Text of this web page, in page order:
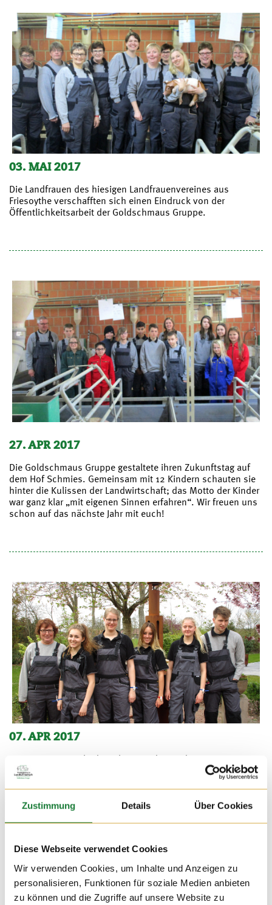
Zustimmung Details Über Cookies
Diese Webseite verwendet Cookies
Wir verwenden Cookies, um Inhalte und Anzeigen zu
personalisieren, Funktionen für soziale Medien anbieten
zu können und die Zugriffe auf unsere Website zu
03. MAI 2017
Die Landfrauen des hiesigen Landfrauenvereines aus
Friesoythe verschafften sich einen Eindruck von der
Öffentlichkeitsarbeit der Goldschmaus Gruppe.
27. APR 2017
Die Goldschmaus Gruppe gestaltete ihren Zukunftstag auf
dem Hof Schmies. Gemeinsam mit 12 Kindern schauten sie
hinter die Kulissen der Landwirtschaft; das Motto der Kinder
war ganz klar „mit eigenen Sinnen erfahren“. Wir freuen uns
schon auf das nächste Jahr mit euch!
07. APR 2017
Ein Programmpunkt der Exkursion der Studentenvereinigung
„Universitas“ war ein Besuch bei „Transparente
Landwirtschaft“. Für die Studenten waren es die ersten
Eindrücke von der landwirtschaftlichen Tierhaltung.